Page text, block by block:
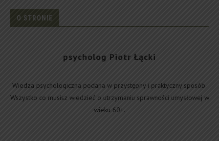
O STRONIE
psycholog Piotr Łącki
Wiedza psychologiczna podana w przystępny i praktyczny sposób.
Wszystko co musisz wiedzieć o utrzymaniu sprawności umysłowej w
wieku 60+.